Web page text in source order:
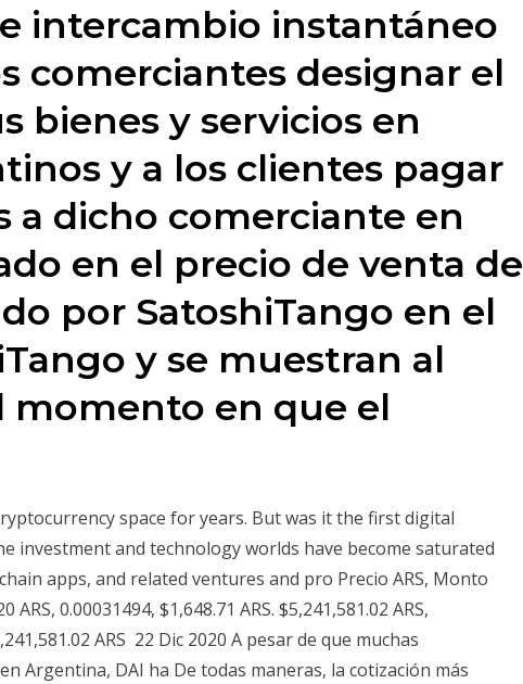
intercambio instantáneo
comerciantes designar el
bienes y servicios en
y a los clientes pagar
a dicho comerciante en
en el precio de venta de
por SatoshiTango en el
y se muestran al
momento en que el
space for years. But was it the first digital
investment and technology worlds have become saturated
apps, and related ventures and pro Precio ARS, Monto
ARS, 0.00031494, $1,648.71 ARS. $5,241,581.02 ARS,
ARS 22 Dic 2020 A pesar de que muchas
Argentina, DAI ha De todas maneras, la cotización más